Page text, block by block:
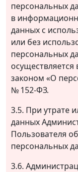
персональных
в
данных с
или без
персональных
законом «О
№ 152-ФЗ.
3.5. При утрате
данных
Пользователя
персональных
3.6.